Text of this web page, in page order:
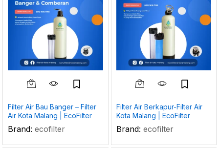
Filter Air Bau Banger – Filter
Air Kota Malang | EcoFilter
Brand: ecofilter
Filter Air Berkapur-Filter Air
Kota Malang | EcoFilter
Brand: ecofilter